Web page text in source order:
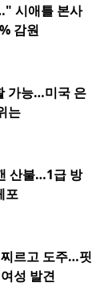
시애틀 본사
감원
가능…미국 은
는
산불…1급 방
포
르고 도주…핏
성 발견